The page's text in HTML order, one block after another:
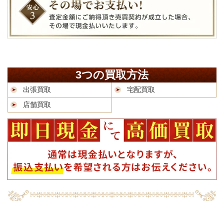
3つの買取方法
出張買取
宅配買取
店舗買取